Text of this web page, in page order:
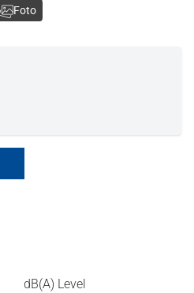
dB(A) Level
Foto